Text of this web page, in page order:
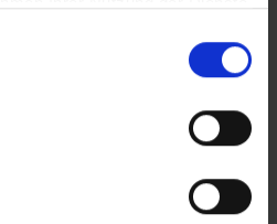
Recycling (ChemCycling®)
wird – ein Nebenprodukt vom
unterstützt.